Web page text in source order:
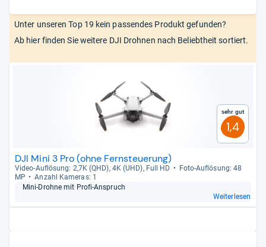
Unter unseren Top 19 kein passendes Produkt gefunden?
Ab hier finden Sie weitere DJI Drohnen nach Beliebtheit sortiert.
Sehr gut
1,4
DJI Mini 3 Pro (ohne Fernsteuerung)
Video-​Auf­lö­sung: 2,7K (QHD), 4K (UHD), Full HD
Foto-​Auf­lö­sung: 48
MP
Anzahl Kame­ras: 1
Mini-​Drohne mit Profi-​Anspruch
Weiterlesen